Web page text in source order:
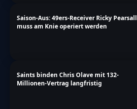
Saison-Aus: 49ers-Receiver Ricky Pearsall
muss am Knie operiert werden
Saints binden Chris Olave mit 132-
Millionen-Vertrag langfristig